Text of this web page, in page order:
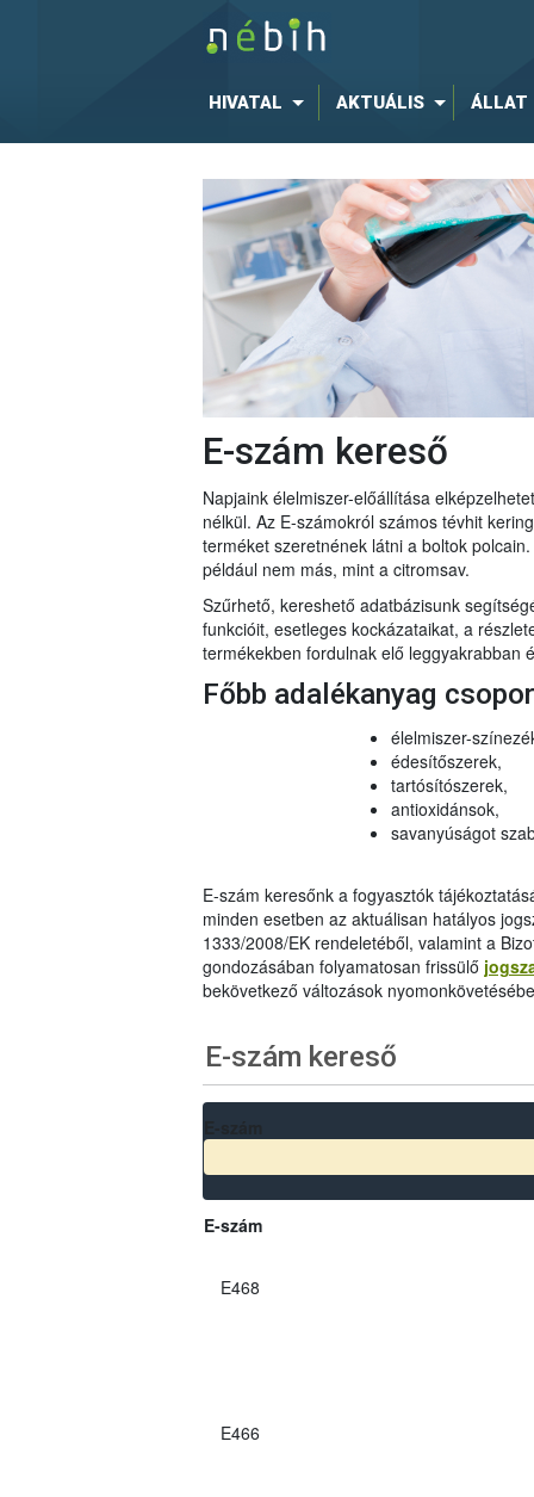
HIVATAL AKTUÁLIS ÁLLAT
E-szám kereső
Napjaink élelmiszer-előállítása
nélkül. Az E-számokról számos tévhit
terméket szeretnének látni a boltok
például nem más, mint a citromsav.
Szűrhető, kereshető adatbázisunk
funkcióit, esetleges kockázataikat, a
termékekben fordulnak elő leggyakrabban
Főbb adalékanyag
élelmiszer-
édesítőszerek,
tartósítószerek,
antioxidánsok,
savanyúságot
E-szám keresőnk a fogyasztók
minden esetben az aktuálisan hatályos
1333/2008/EK rendeletéből, valamint a
gondozásában folyamatosan frissülő
bekövetkező változások
E-szám kereső
E-szám
E468
E466